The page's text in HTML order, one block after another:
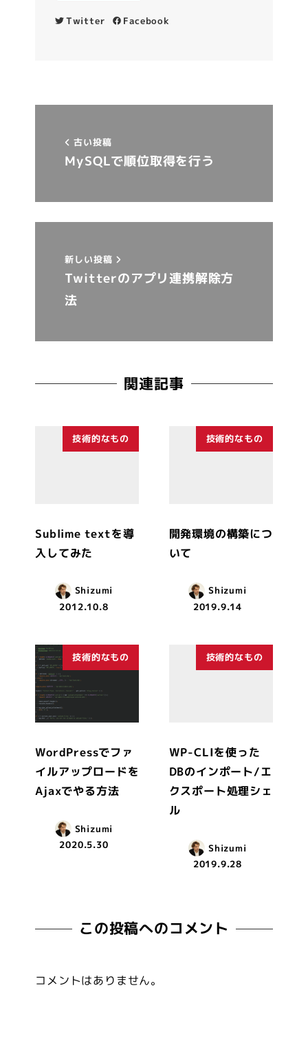
Twitter Facebook
古い投稿
MySQLで順位取得を行う
新しい投稿
Twitterのアプリ連携解除方
法
関連記事
技術的なもの
Sublime textを導
入してみた
Shizumi
2012.10.8
技術的なもの
開発環境の構築につ
いて
Shizumi
2019.9.14
技術的なもの
WordPressでファ
イルアップロードを
Ajaxでやる方法
Shizumi
2020.5.30
技術的なもの
WP-CLIを使った
DBのインポート/エ
クスポート処理シェ
ル
Shizumi
2019.9.28
この投稿へのコメント
コメントはありません。